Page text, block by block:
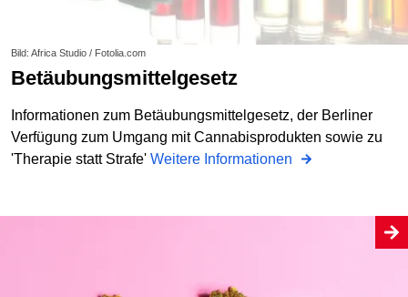
Bild: Africa Studio / Fotolia.com
Betäubungsmittelgesetz
Informationen zum Betäubungsmittelgesetz, der Berliner
Verfügung zum Umgang mit Cannabisprodukten sowie zu
'Therapie statt Strafe' Weitere Informationen